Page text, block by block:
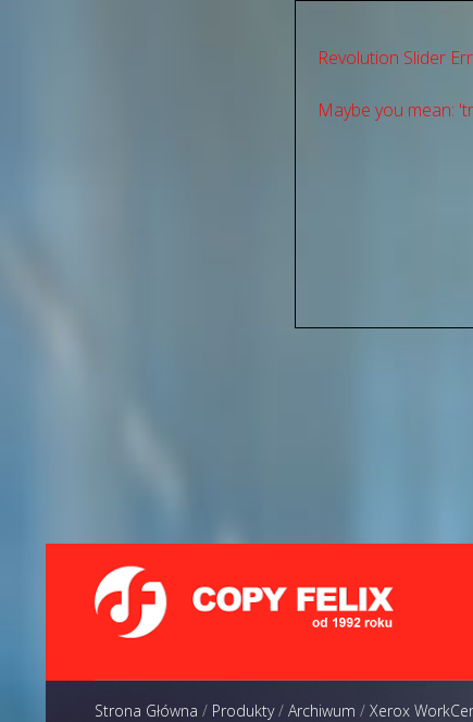
Revolution Slider
Maybe you mean:
Strona Główna / Produkty/ Archiwum / Xerox